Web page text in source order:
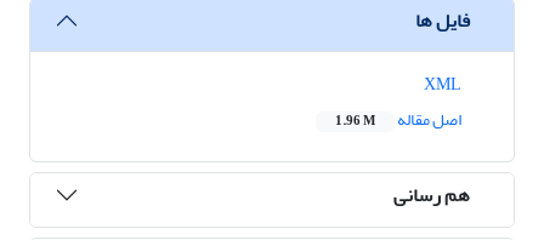
فایل ها
اصل مقاله
1.96 M
هم رسانی